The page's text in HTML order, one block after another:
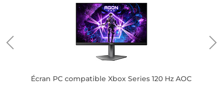
Écran PC compatible Xbox Series 120 Hz AOC